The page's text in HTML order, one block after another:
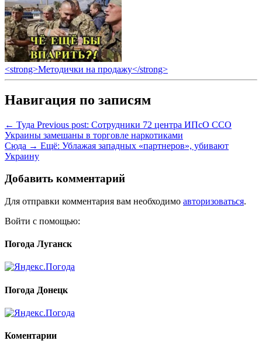
<strong>Методички на продажу</strong>
Навигация по записям
← Туда Previous post: Сотрудники 72 центра ИПсО ССО
Украины замешаны в торговле наркотиками
Сюда → Ещё: Ублажая западных «партнеров», убивают
Украину
Добавить комментарий
Для отправки комментария вам необходимо авторизоваться.
Войти с помощью:
Погода Луганск
Погода Донецк
Коментарии